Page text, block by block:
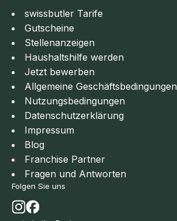
swissbutler Tarife
Gutscheine
Stellenanzeigen
Haushaltshilfe werden
Jetzt bewerben
Allgemeine Geschäftsbedingungen
Nutzungsbedingungen
Datenschutzerklärung
Impressum
Blog
Franchise Partner
Fragen und Antworten
Folgen Sie uns